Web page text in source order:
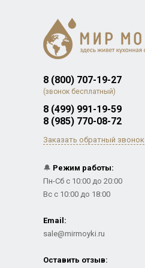
8 (800) 707-19-27
(звонок бесплатный)
8 (499) 991-19-59
8 (985) 770-08-72
Заказать обратный звонок
🔔 Режим работы:
Пн-Сб с 10:00 до 20:00
Вс с 10:00 до 18:00
Email:
sale@mirmoyki.ru
Оставить отзыв: